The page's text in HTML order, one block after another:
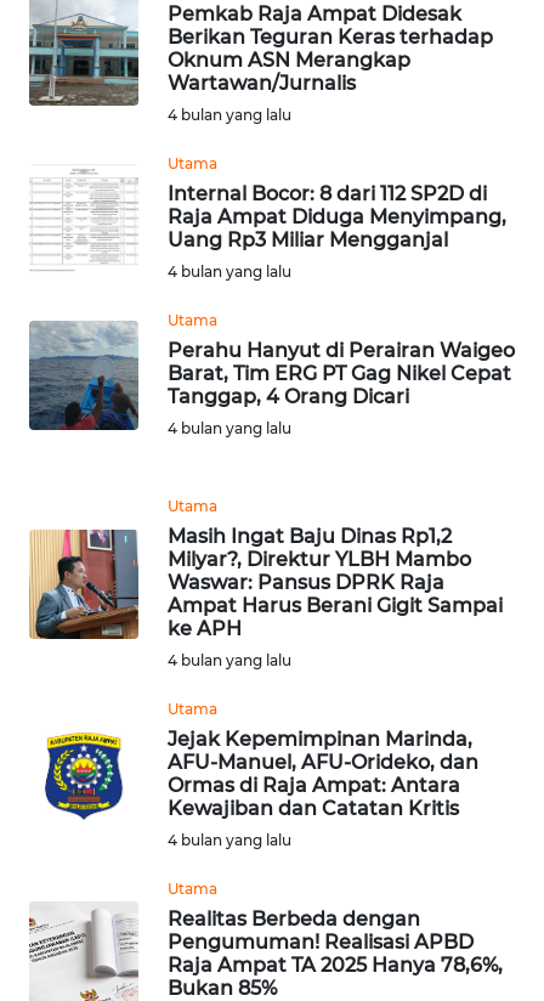
Pemkab Raja Ampat Didesak
Berikan Teguran Keras terhadap
Oknum ASN Merangkap
Wartawan/Jurnalis
4 bulan yang lalu
Utama
Internal Bocor: 8 dari 112 SP2D di
Raja Ampat Diduga Menyimpang,
Uang Rp3 Miliar Mengganjal
4 bulan yang lalu
Utama
Perahu Hanyut di Perairan Waigeo
Barat, Tim ERG PT Gag Nikel Cepat
Tanggap, 4 Orang Dicari
4 bulan yang lalu
Utama
Masih Ingat Baju Dinas Rp1,2
Milyar?, Direktur YLBH Mambo
Waswar: Pansus DPRK Raja
Ampat Harus Berani Gigit Sampai
ke APH
4 bulan yang lalu
Utama
Jejak Kepemimpinan Marinda,
AFU-Manuel, AFU-Orideko, dan
Ormas di Raja Ampat: Antara
Kewajiban dan Catatan Kritis
4 bulan yang lalu
Utama
Realitas Berbeda dengan
Pengumuman! Realisasi APBD
Raja Ampat TA 2025 Hanya 78,6%,
Bukan 85%
LANGKAT
WN
TAPANULI
WN
TANJUNG
LESUNG
KARO
WN
SIMALUNGUN
WN
TAPANULI
TENGAH
WN
TEBING
WN
PAKPAK
WN